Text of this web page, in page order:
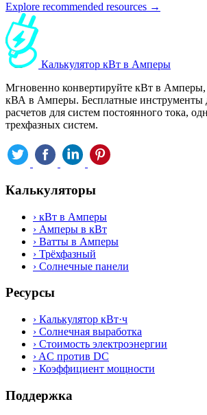
Explore recommended resources →
Калькулятор кВт в Амперы
Мгновенно конвертируйте кВт в
кВА в Амперы. Бесплатные инструменты
расчетов для систем постоянного тока,
трехфазных систем.
Калькуляторы
› кВт в Амперы
› Амперы в кВт
› Ватты в Амперы
› Трёхфазный
› Солнечные панели
Ресурсы
› Калькулятор кВт·ч
› Солнечная выработка
› Стоимость электроэнергии
› AC против DC
› Коэффициент мощности
Поддержка